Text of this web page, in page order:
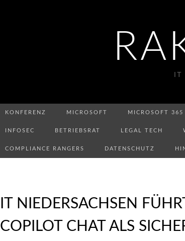
IT
KONFERENZ MICROSOFT MICROSOFT 365
INFOSEC BETRIEBSRAT LEGAL TECH
COMPLIANCE RANGERS DATENSCHUTZ
IT NIEDERSACHSEN
COPILOT CHAT ALS